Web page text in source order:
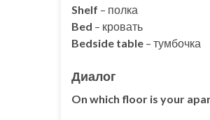
Shelf – полка
Bed – кровать
Bedside table – тумбочка
Диалог
On which floor is your